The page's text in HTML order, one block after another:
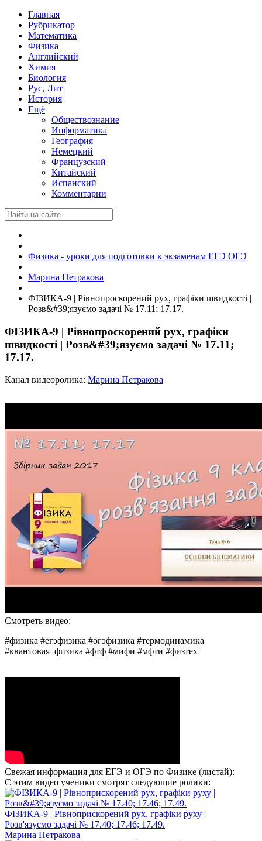
Главная
Рубрикатор
Математика
Физика
Английский
Химия
Биология
Рус, Лит
История
Ещё
Обществознание
Информатика
География
Немецкий
Французский
Китайский
Испанский
Комментарии
Физика - уроки для подготовки к экзаменам ЕГЭ ОГЭ
Марина Петракова
ФІЗИКА-9 | Рівнопроскорений рух, графіки швидкості |
Розв&#39;язуємо задачі № 17.11; 17.17.
ФІЗИКА-9 | Рівнопроскорений рух, графіки
швидкості | Розв&#39;язуємо задачі № 17.11;
17.17.
Канал видеоролика: Марина Петракова
Смотреть видео:
#физика #егэфизика #огэфизика #термодинамика
#квантовая_физика #фтф #мифи #мфти #физтех
Свежая информация для ЕГЭ и ОГЭ по Физике (листай):
С этим видео ученики смотрят следующие ролики:
ФІЗИКА-9 | Рівноприскорений рух, графіки руху |
Розв'язуємо задачі № 17.40; 17.46; 17.49.
Марина Петракова